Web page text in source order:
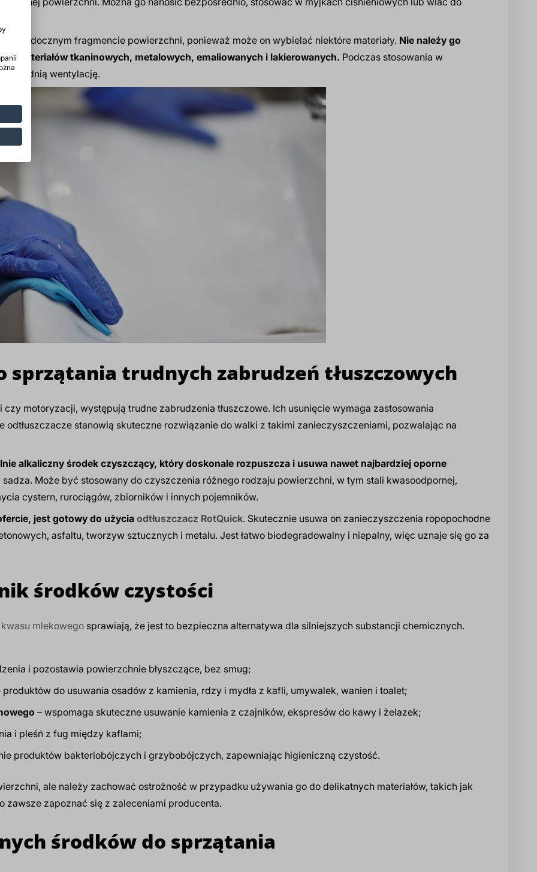
niewidocznym fragmencie powierzchni, ponieważ może on wybielać niektóre materiały. Nie należy go
materiałów tkaninowych, metalowych, emaliowanych i lakierowanych. Podczas stosowania w
wentylację.
sprzątania trudnych zabrudzeń tłuszczowych
motoryzacji, występują trudne zabrudzenia tłuszczowe. Ich usunięcie wymaga zastosowania
stanowią skuteczne rozwiązanie do walki z takimi zanieczyszczeniami, pozwalając na
alkaliczny środek czyszczący, który doskonale rozpuszcza i usuwa nawet najbardziej oporne
Może być stosowany do czyszczenia różnego rodzaju powierzchni, w tym stali kwasoodpornej,
cystern, rurociągów, zbiorników i innych pojemników.
jest gotowy do użycia odtłuszczacz RotQuick. Skutecznie usuwa on zanieczyszczenia ropopochodne
asfaltu, tworzyw sztucznych i metalu. Jest łatwo biodegradowalny i niepalny, więc uznaje się go za
środków czystości
kwasu mlekowego sprawiają, że jest to bezpieczna alternatywa dla silniejszych substancji chemicznych.
i pozostawia powierzchnie błyszczące, bez smug;
produktów do usuwania osadów z kamienia, rdzy i mydła z kafli, umywalek, wanien i toalet;
– wspomaga skuteczne usuwanie kamienia z czajników, ekspresów do kawy i żelazek;
i pleśń z fug między kaflami;
produktów bakteriobójczych i grzybobójczych, zapewniając higieniczną czystość.
ale należy zachować ostrożność w przypadku używania go do delikatnych materiałów, takich jak
zawsze zapoznać się z zaleceniami producenta.
środków do sprzątania